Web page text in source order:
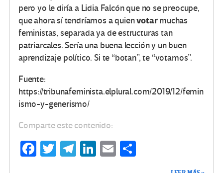
pero yo le diría a Lidia Falcón que no se preocupe,
que ahora sí tendríamos a quienvotarmuchas
feministas, separada ya de estructuras tan
patriarcales. Sería una buena lección y un buen
aprendizaje político. Si te “botan”, te “votamos”.
Fuente:
https://tribunafeminista.elplural.com/2019/12/femin
ismo-y-generismo/
Comparte este contenido:
Fa T
Te
Li
E